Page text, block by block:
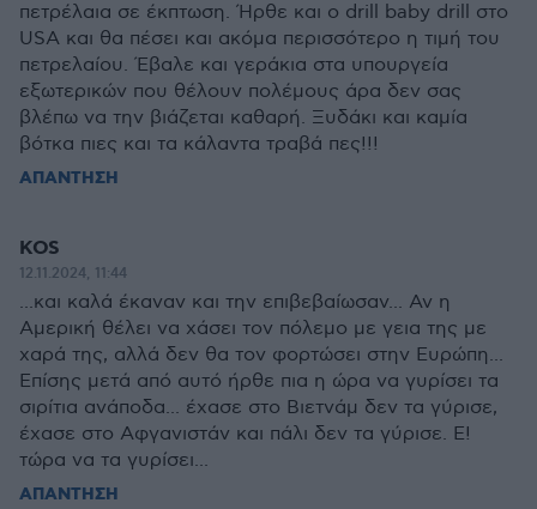
πετρέλαια σε έκπτωση. Ήρθε και ο drill baby drill στο
USA και θα πέσει και ακόμα περισσότερο η τιμή του
πετρελαίου. Έβαλε και γεράκια στα υπουργεία
εξωτερικών που θέλουν πολέμους άρα δεν σας
βλέπω να την βιάζεται καθαρή. Ξυδάκι και καμία
βότκα πιες και τα κάλαντα τραβά πες!!!
ΑΠΑΝΤΗΣΗ
KOS
12.11.2024, 11:44
...και καλά έκαναν και την επιβεβαίωσαν... Αν η
Αμερική θέλει να χάσει τον πόλεμο με γεια της με
χαρά της, αλλά δεν θα τον φορτώσει στην Ευρώπη...
Επίσης μετά από αυτό ήρθε πια η ώρα να γυρίσει τα
σιρίτια ανάποδα... έχασε στο Βιετνάμ δεν τα γύρισε,
έχασε στο Αφγανιστάν και πάλι δεν τα γύρισε. Ε!
τώρα να τα γυρίσει...
ΑΠΑΝΤΗΣΗ